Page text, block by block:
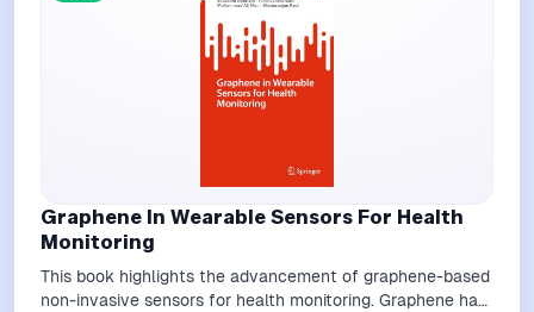
Graphene In Wearable Sensors For Health
Monitoring
This book highlights the advancement of graphene-based
non-invasive sensors for health monitoring. Graphene has